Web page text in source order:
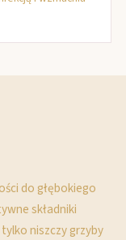
do głębokiego
składniki
niszczy grzyby